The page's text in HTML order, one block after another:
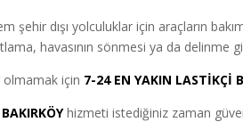
şehir dışı yolculuklar için araçların
havasının sönmesi ya da delinme
için 7-24 EN YAKIN LASTİKÇİ
hizmeti istediğiniz zaman